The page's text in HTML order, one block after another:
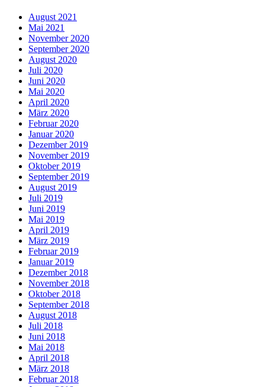
August 2021
Mai 2021
November 2020
September 2020
August 2020
Juli 2020
Juni 2020
Mai 2020
April 2020
März 2020
Februar 2020
Januar 2020
Dezember 2019
November 2019
Oktober 2019
September 2019
August 2019
Juli 2019
Juni 2019
Mai 2019
April 2019
März 2019
Februar 2019
Januar 2019
Dezember 2018
November 2018
Oktober 2018
September 2018
August 2018
Juli 2018
Juni 2018
Mai 2018
April 2018
März 2018
Februar 2018